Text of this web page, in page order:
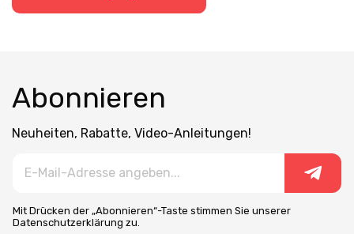
Abonnieren
Neuheiten, Rabatte, Video-Anleitungen!
Mit Drücken der „Abonnieren“-Taste stimmen Sie unserer
Datenschutzerklärung zu.